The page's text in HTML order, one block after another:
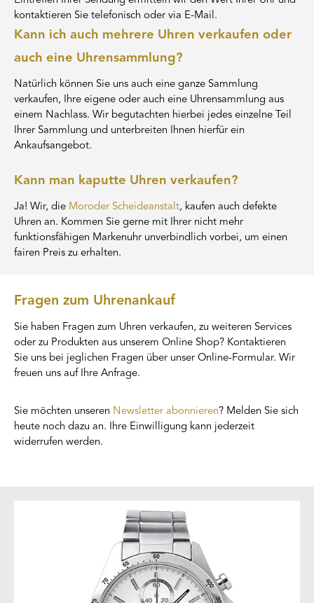
kontaktieren Sie telefonisch oder via E-Mail.
Kann ich auch mehrere Uhren verkaufen oder
auch eine Uhrensammlung?
Natürlich können Sie uns auch eine ganze Sammlung
verkaufen, Ihre eigene oder auch eine Uhrensammlung aus
einem Nachlass. Wir begutachten hierbei jedes einzelne Teil
Ihrer Sammlung und unterbreiten Ihnen hierfür ein
Ankaufsangebot.
Kann man kaputte Uhren verkaufen?
Ja! Wir, die Moroder Scheideanstalt, kaufen auch defekte
Uhren an. Kommen Sie gerne mit Ihrer nicht mehr
funktionsfähigen Markenuhr unverbindlich vorbei, um einen
fairen Preis zu erhalten.
Fragen zum Uhrenankauf
Sie haben Fragen zum Uhren verkaufen, zu weiteren Services
oder zu Produkten aus unserem Online Shop? Kontaktieren
Sie uns bei jeglichen Fragen über unser Online-Formular. Wir
freuen uns auf Ihre Anfrage.
Sie möchten unseren Newsletter abonnieren? Melden Sie sich
heute noch dazu an. Ihre Einwilligung kann jederzeit
widerrufen werden.